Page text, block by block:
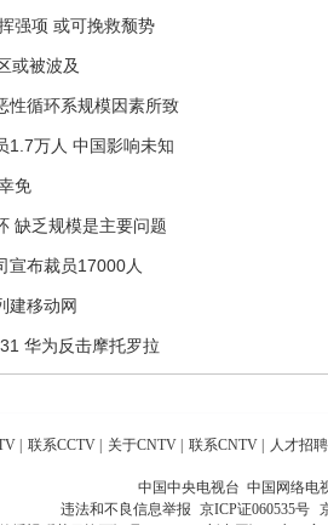
强项 或可挽救颓势
或被波及
性循环系规模因素所致
1.7万人 中国影响未知
免
缺乏规模是主要问题
宣布裁员17000人
建移动网
华为反击摩托罗拉
| 联系CCTV | 关于CNTV | 联系CNTV | 人才招聘
中国中央电视台 中国网络电
违法和不良信息举报 京ICP证060535号